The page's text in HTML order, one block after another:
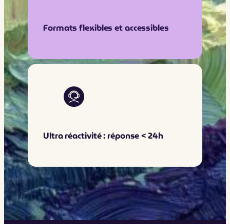
Formats flexibles et accessibles
Ultra réactivité : réponse < 24h